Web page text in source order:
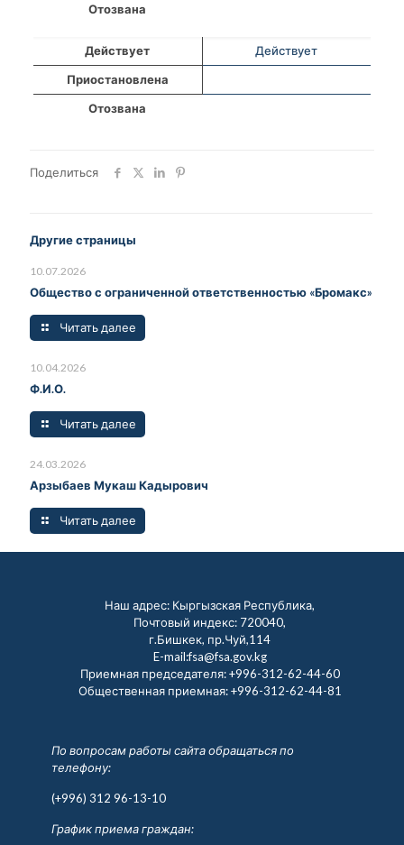
Отозвана
Действует
Действует
Приостановлена
Отозвана
Поделиться
Другие страницы
10.07.2026
Общество с ограниченной ответственностью «Бромакс»
Читать далее
10.04.2026
Ф.И.О.
Читать далее
24.03.2026
Арзыбаев Мукаш Кадырович
Читать далее
Наш адрес: Кыргызская Республика,
Почтовый индекс: 720040,
г.Бишкек, пр.Чуй,114
E-mail:fsa@fsa.gov.kg
Приемная председателя:+996-312-62-44-60
Общественная приемная:+996-312-62-44-81
По вопросам работы сайта обращаться по
телефону:
(+996) 312 96-13-10
График приема граждан: